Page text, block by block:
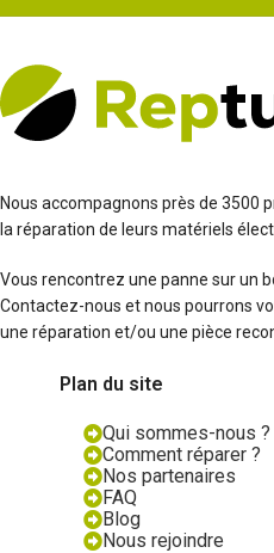
Nous accompagnons près de 3500
la réparation de leurs matériels
Vous rencontrez une panne sur un
Contactez-nous et nous pourrons
une réparation et/ou une pièce
Plan du site
Qui sommes-nous ?
Comment réparer ?
Nos partenaires
FAQ
Blog
Nous rejoindre